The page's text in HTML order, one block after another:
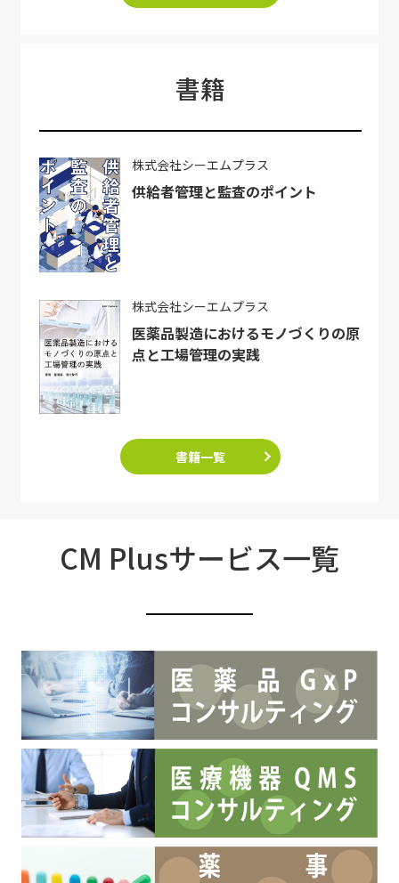
書籍
株式会社シーエムプラス
供給者管理と監査のポイント
株式会社シーエムプラス
医薬品製造におけるモノづくりの原
点と工場管理の実践
書籍一覧
CM Plusサービス一覧